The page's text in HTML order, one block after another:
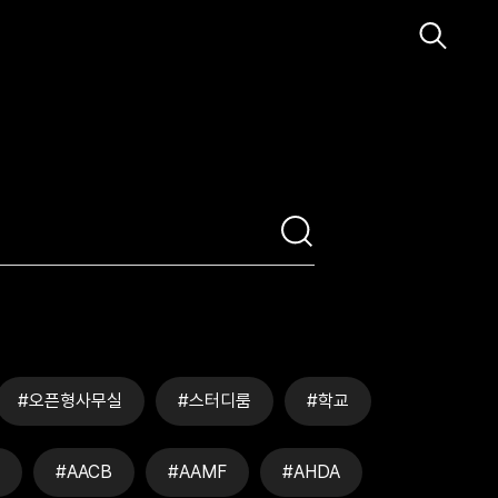
#오픈형사무실 #스터디룸 #학교
#AACB #AAMF #AHDA